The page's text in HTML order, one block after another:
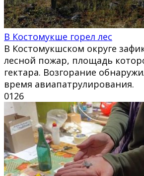
В Костомукше горел лес
В Костомукшском округе
лесной пожар, площадь
гектара. Возгорание
время авиапатрулирования.
0126